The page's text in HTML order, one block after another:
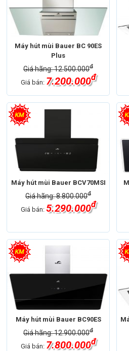
Máy hút mùi Bauer BC 90ES
Plus
Giá hãng: 12.500.000đ
Giá bán: 7.200.000đ
Máy hút mùi Bauer BCV70MSI
Giá hãng: 8.800.000đ
Giá bán: 5.290.000đ
Máy hút mùi Bauer BC90ES
Giá hãng: 12.900.000đ
Giá bán: 7.800.000đ